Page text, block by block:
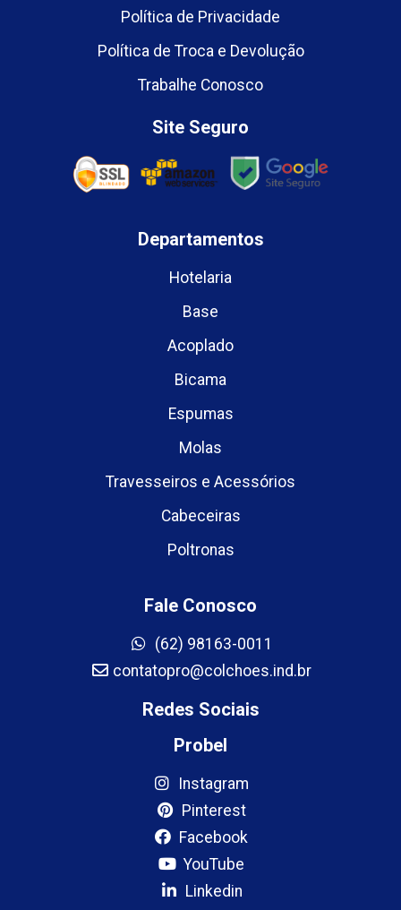
Política de Privacidade
Política de Troca e Devolução
Trabalhe Conosco
Site Seguro
Departamentos
Hotelaria
Base
Acoplado
Bicama
Espumas
Molas
Travesseiros e Acessórios
Cabeceiras
Poltronas
Fale Conosco
(62) 98163-0011
contatopro@colchoes.ind.br
Redes Sociais
Probel
Instagram
Pinterest
Facebook
YouTube
Linkedin